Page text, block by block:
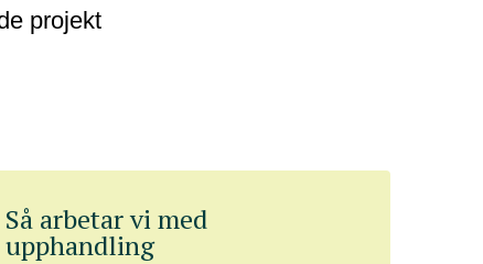
projekt
Så arbetar vi med
upphandling